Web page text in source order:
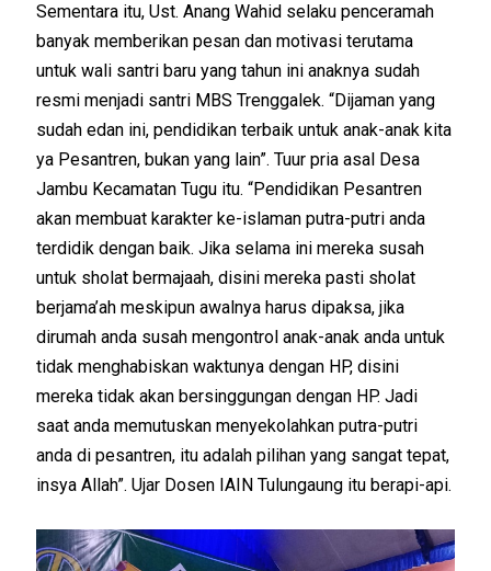
Sementara itu, Ust. Anang Wahid selaku penceramah
banyak memberikan pesan dan motivasi terutama
untuk wali santri baru yang tahun ini anaknya sudah
resmi menjadi santri MBS Trenggalek. “Dijaman yang
sudah edan ini, pendidikan terbaik untuk anak-anak kita
ya Pesantren, bukan yang lain”. Tuur pria asal Desa
Jambu Kecamatan Tugu itu. “Pendidikan Pesantren
akan membuat karakter ke-islaman putra-putri anda
terdidik dengan baik. Jika selama ini mereka susah
untuk sholat bermajaah, disini mereka pasti sholat
berjama’ah meskipun awalnya harus dipaksa, jika
dirumah anda susah mengontrol anak-anak anda untuk
tidak menghabiskan waktunya dengan HP, disini
mereka tidak akan bersinggungan dengan HP. Jadi
saat anda memutuskan menyekolahkan putra-putri
anda di pesantren, itu adalah pilihan yang sangat tepat,
insya Allah”. Ujar Dosen IAIN Tulungaung itu berapi-api.